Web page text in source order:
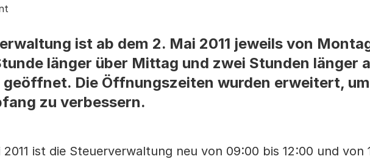
ist ab dem 2. Mai 2011 jeweils von
länger über Mittag und zwei Stunden länger
Die Öffnungszeiten wurden erweitert,
zu verbessern.
ist die Steuerverwaltung neu von 09:00 bis 12:00 und von